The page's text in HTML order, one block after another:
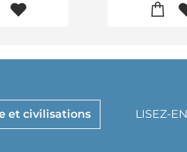
et civilisations LISEZ-